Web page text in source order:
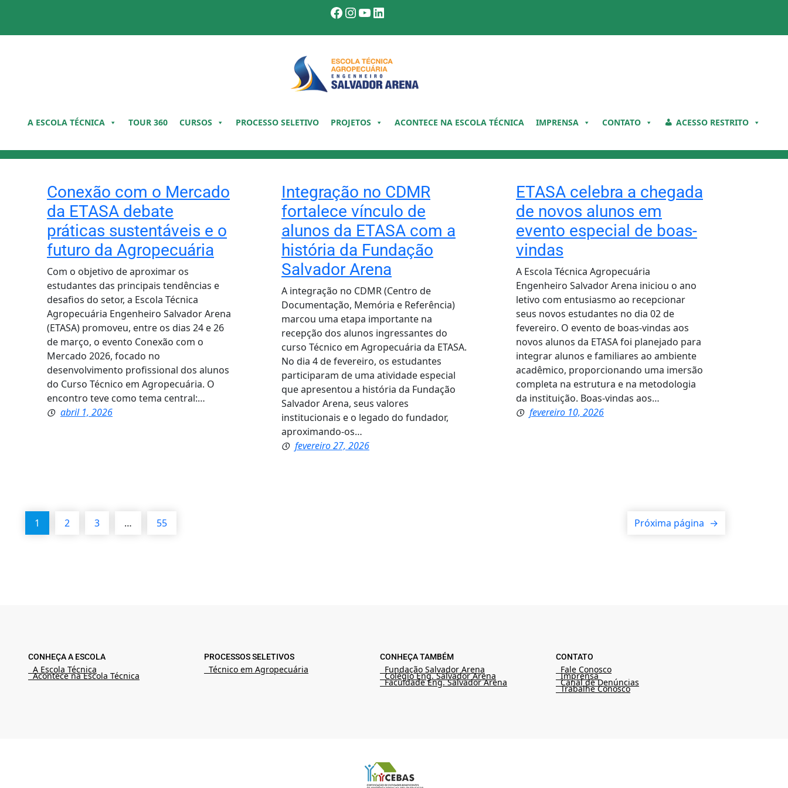
o
Facebook
Instagram
Youtube
LinkedIn
A ESCOLA TÉCNICA TOUR 360 CURSOS PROCESSO SELETIVO PROJETOS ACONTECE NA ESCOLA TÉCNICA IMPRENSA CONTATO ACESSO RESTRITO
Conexão com o Mercado
da ETASA debate
práticas sustentáveis e o
futuro da Agropecuária
Com o objetivo de aproximar os
estudantes das principais tendências e
desafios do setor, a Escola Técnica
Agropecuária Engenheiro Salvador Arena
(ETASA) promoveu, entre os dias 24 e 26
de março, o evento Conexão com o
Mercado 2026, focado no
desenvolvimento profissional dos alunos
do Curso Técnico em Agropecuária. O
encontro teve como tema central:…
abril 1, 2026
Integração no CDMR
fortalece vínculo de
alunos da ETASA com a
história da Fundação
Salvador Arena
A integração no CDMR (Centro de
Documentação, Memória e Referência)
marcou uma etapa importante na
recepção dos alunos ingressantes do
curso Técnico em Agropecuária da ETASA.
No dia 4 de fevereiro, os estudantes
participaram de uma atividade especial
que apresentou a história da Fundação
Salvador Arena, seus valores
institucionais e o legado do fundador,
aproximando-os…
fevereiro 27, 2026
ETASA celebra a chegada
de novos alunos em
evento especial de boas-
vindas
A Escola Técnica Agropecuária
Engenheiro Salvador Arena iniciou o ano
letivo com entusiasmo ao recepcionar
seus novos estudantes no dia 02 de
fevereiro. O evento de boas-vindas aos
novos alunos da ETASA foi planejado para
integrar alunos e familiares ao ambiente
acadêmico, proporcionando uma imersão
completa na estrutura e na metodologia
da instituição. Boas-vindas aos…
fevereiro 10, 2026
1 2 3 … 55 Próxima página →
CONHEÇA A ESCOLA
A Escola Técnica
Acontece na Escola Técnica
PROCESSOS SELETIVOS
Técnico em Agropecuária
CONHEÇA TAMBÉM
Fundação Salvador Arena
Colégio Eng. Salvador Arena
Faculdade Eng. Salvador Arena
CONTATO
Fale Conosco
Imprensa
Canal de Denúncias
Trabalhe Conosco